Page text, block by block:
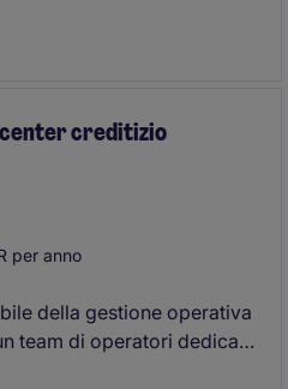
di Vigilanza.
creditizio
per anno
della gestione operativa
team di operatori dedicati